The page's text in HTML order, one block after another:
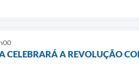
CELEBRARÁ A REVOLUÇÃO